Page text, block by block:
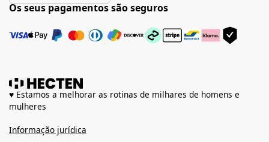
♥ Estamos a melhorar as rotinas de milhares de homens e
mulheres
Informação jurídica
Os seus pagamentos são seguros